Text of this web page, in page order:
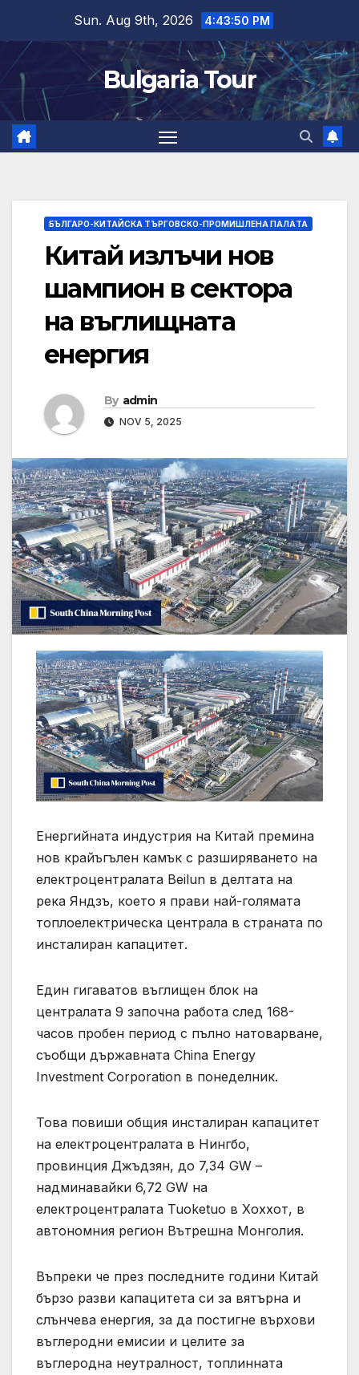
content
Sun. Aug 9th, 2026 4:43:51 PM
Bulgaria Tour
БЪЛГАРО-КИТАЙСКА ТЪРГОВСКО-ПРОМИШЛЕНА ПАЛAТА
Китай излъчи нов
шампион в сектора
на въглищната
енергия
By admin
NOV 5, 2025
Енергийната индустрия на Китай премина
нов крайъгълен камък с разширяването на
електроцентралата Beilun в делтата на
река Яндзъ, което я прави най-голямата
топлоелектрическа централа в страната по
инсталиран капацитет.
Един гигаватов въглищен блок на
централата 9 започна работа след 168-
часов пробен период с пълно натоварване,
съобщи държавната China Energy
Investment Corporation в понеделник.
Това повиши общия инсталиран капацитет
на електроцентралата в Нингбо,
провинция Джъдзян, до 7,34 GW –
надминавайки 6,72 GW на
електроцентралата Tuoketuo в Хоххот, в
автономния регион Вътрешна Монголия.
Въпреки че през последните години Китай
бързо разви капацитета си за вятърна и
слънчева енергия, за да постигне върхови
въглеродни емисии и целите за
въглеродна неутралност, топлинната